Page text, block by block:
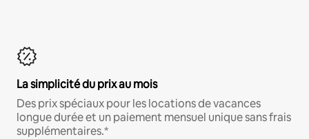
La simplicité du prix au mois
Des prix spéciaux pour les locations de vacances
longue durée et un paiement mensuel unique sans frais
supplémentaires.*